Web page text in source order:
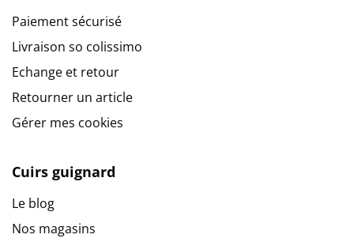
Paiement sécurisé
Livraison so colissimo
Echange et retour
Retourner un article
Gérer mes cookies
Cuirs guignard
Le blog
Nos magasins